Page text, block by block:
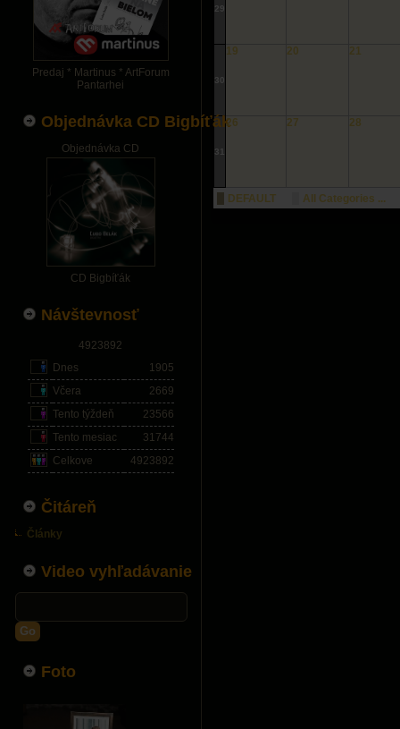
Predaj * Martinus * ArtForum
Pantarhei
Objednávka CD Bigbíťák
Objednávka CD
CD Bigbíťák
Návštevnosť
4923892
Dnes
1905
Včera
2669
Tento týždeň
23566
Tento mesiac
31744
Celkove
4923892
Čitáreň
Články
Video vyhľadávanie
Go
Foto
29
30
19 20 21
31
26 27 28
DEFAULT All Categories ...